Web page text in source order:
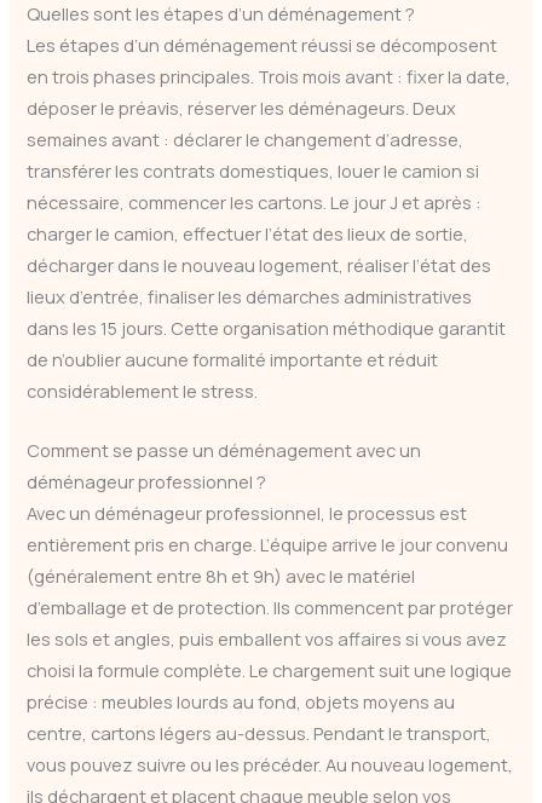
Quelles sont les étapes d’un déménagement ?
Les étapes d’un déménagement réussi se décomposent
en trois phases principales. Trois mois avant : fixer la date,
déposer le préavis, réserver les déménageurs. Deux
semaines avant : déclarer le changement d’adresse,
transférer les contrats domestiques, louer le camion si
nécessaire, commencer les cartons. Le jour J et après :
charger le camion, effectuer l’état des lieux de sortie,
décharger dans le nouveau logement, réaliser l’état des
lieux d’entrée, finaliser les démarches administratives
dans les 15 jours. Cette organisation méthodique garantit
de n’oublier aucune formalité importante et réduit
considérablement le stress.
Comment se passe un déménagement avec un
déménageur professionnel ?
Avec un déménageur professionnel, le processus est
entièrement pris en charge. L’équipe arrive le jour convenu
(généralement entre 8h et 9h) avec le matériel
d’emballage et de protection. Ils commencent par protéger
les sols et angles, puis emballent vos affaires si vous avez
choisi la formule complète. Le chargement suit une logique
précise : meubles lourds au fond, objets moyens au
centre, cartons légers au-dessus. Pendant le transport,
vous pouvez suivre ou les précéder. Au nouveau logement,
ils déchargent et placent chaque meuble selon vos